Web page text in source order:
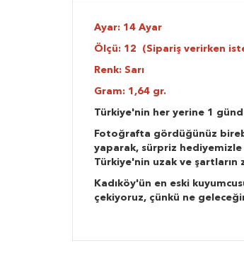
Ayar: 14 Ayar
Ölçü: 12 (Sipariş verirken
Renk: Sarı
Gram: 1,64 gr.
Türkiye'nin her yerine 1
Fotoğrafta gördüğünüz
yaparak, sürpriz
Türkiye'nin uzak ve
Kadıköy'ün en eski
çekiyoruz, çünkü ne